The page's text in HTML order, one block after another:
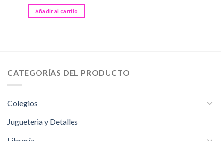
Añadir al carrito
CATEGORÍAS DEL PRODUCTO
Colegios
Jugueteria y Detalles